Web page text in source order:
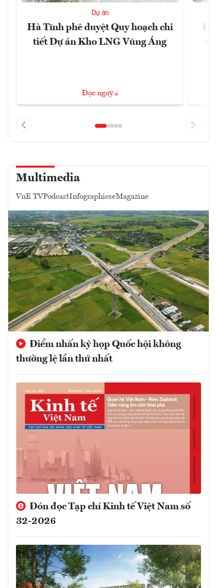
Dự án
Hà Tĩnh phê duyệt Quy hoạch chi
tiết Dự án Kho LNG Vũng Áng
Đọc ngay
Multimedia
VnE TVPodcastInfographicseMagazine
Điểm nhấn kỳ họp Quốc hội không
thường lệ lần thứ nhất
Đón đọc Tạp chí Kinh tế Việt Nam số
32-2026